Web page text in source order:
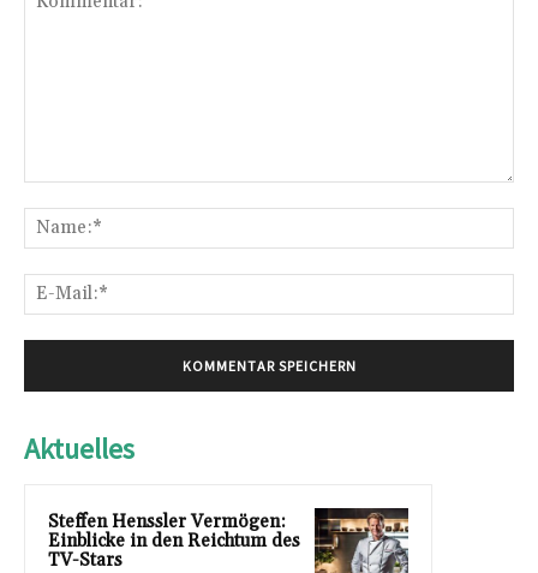
Aktuelles
Steffen Henssler Vermögen:
Einblicke in den Reichtum des
TV-Stars